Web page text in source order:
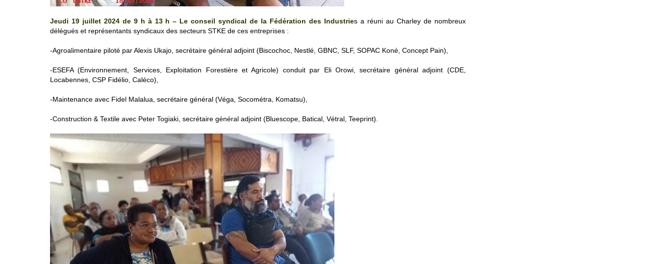
Jeudi 19 juillet 2024 de 9 h à 13 h – Le conseil syndical de la Fédération des Industries a réuni au Charley de nombreux
délégués et représentants syndicaux des secteurs STKE de ces entreprises :
-Agroalimentaire piloté par Alexis Ukajo, secrétaire général adjoint (Biscochoc, Nestlé, GBNC, SLF, SOPAC Koné, Concept Pain),
-ESEFA (Environnement, Services, Exploitation Forestière et Agricole) conduit par Eli Orowi, secrétaire général adjoint (CDE,
Locabennes, CSP Fidélio, Caléco),
-Maintenance avec Fidel Malalua, secrétaire général (Véga, Socométra, Komatsu),
-Construction & Textile avec Peter Togiaki, secrétaire général adjoint (Bluescope, Batical, Vétral, Teeprint).